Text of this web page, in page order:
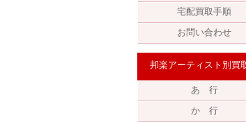
宅配買取手順
お問い合わせ
邦楽アーティスト別買
あ 行
か 行